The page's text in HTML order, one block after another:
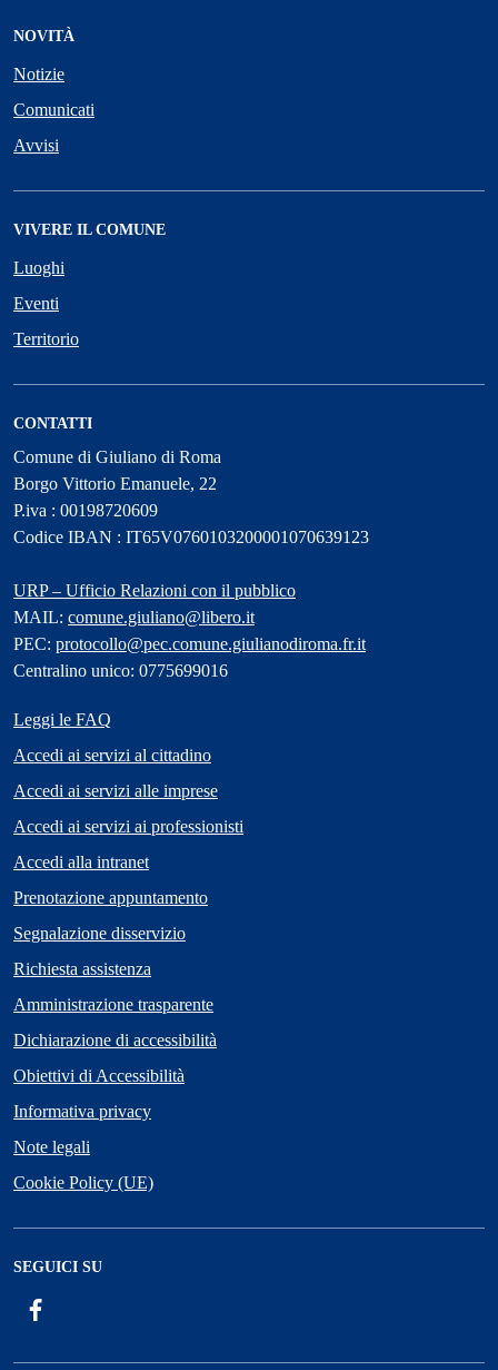
NOVITÀ
Notizie
Comunicati
Avvisi
VIVERE IL COMUNE
Luoghi
Eventi
Territorio
CONTATTI
Comune di Giuliano di Roma
Borgo Vittorio Emanuele, 22
P.iva : 00198720609
Codice IBAN : IT65V0760103200001070639123
URP – Ufficio Relazioni con il pubblico
MAIL: comune.giuliano@libero.it
PEC: protocollo@pec.comune.giulianodiroma.fr.it
Centralino unico: 0775699016
Leggi le FAQ
Accedi ai servizi al cittadino
Accedi ai servizi alle imprese
Accedi ai servizi ai professionisti
Accedi alla intranet
Prenotazione appuntamento
Segnalazione disservizio
Richiesta assistenza
Amministrazione trasparente
Dichiarazione di accessibilità
Obiettivi di Accessibilità
Informativa privacy
Note legali
Cookie Policy (UE)
SEGUICI SU